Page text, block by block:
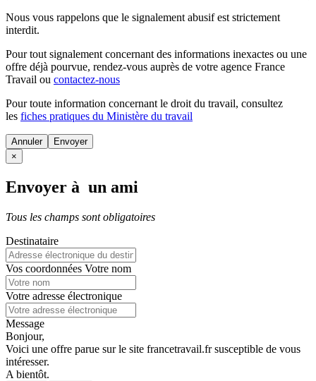
Nous vous rappelons que le signalement abusif est strictement
interdit.
Pour tout signalement concernant des informations inexactes ou une
offre déjà pourvue, rendez-vous auprès de votre agence France
Travail ou contactez-nous
Pour toute information concernant le droit du travail, consultez
les fiches pratiques du Ministère du travail
Annuler
×
Envoyer à un ami
Tous les champs sont obligatoires
Destinataire
Vos coordonnées Votre nom
Votre adresse électronique
Message
Bonjour,
Voici une offre parue sur le site francetravail.fr susceptible de vous
intéresser.
A bientôt.